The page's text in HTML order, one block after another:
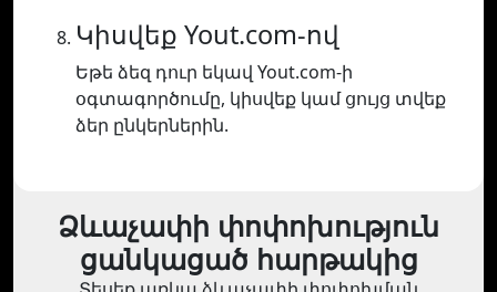
Կիսվեք Yout.com-ով
Եթե ձեզ դուր եկավ Yout.com-ի
օգտագործումը, կիսվեք կամ ցույց տվեք
ձեր ընկերներին.
Ձևաչափի փոփոխություն
ցանկացած հարթակից